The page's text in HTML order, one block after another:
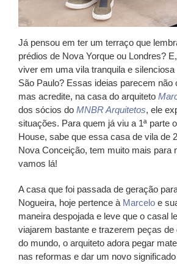
Já pensou em ter um terraço que
prédios de Nova Yorque ou Londres?
viver em uma vila tranquila e
São Paulo? Essas ideias parecem não
mas acredite, na casa do arquiteto
dos sócios do MNBR Arquitetos, ele
situações. Para quem já viu a 1ª parte
House, sabe que essa casa de vila de
Nova Conceição, tem muito mais para
vamos lá!
A casa que foi passada de geração
Nogueira, hoje pertence à Marcelo e
maneira despojada e leve que o casal
viajarem bastante e trazerem peças de
do mundo, o arquiteto adora pegar
nas reformas e dar um novo